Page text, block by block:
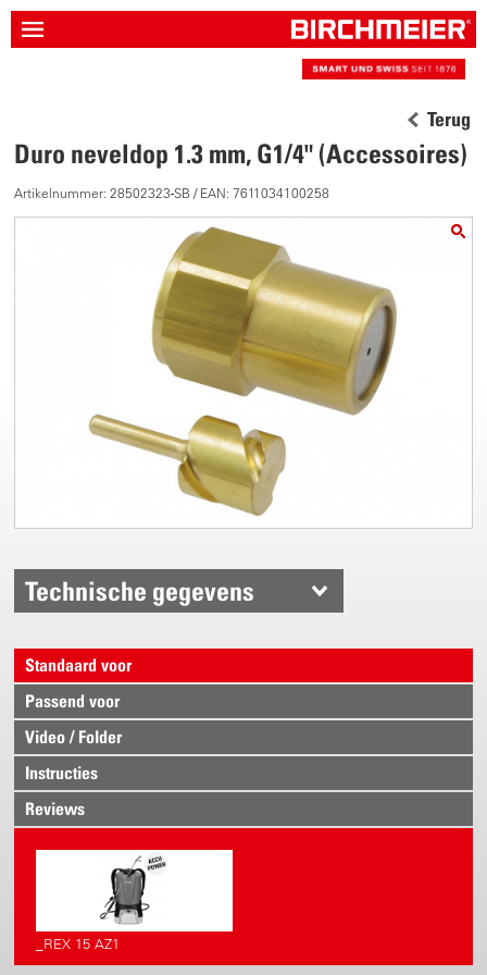
Terug
Duro neveldop 1.3 mm, G1/4" (Accessoires)
Artikelnummer: 28502323-SB / EAN: 7611034100258
Technische gegevens
Standaard voor
Passend voor
Video / Folder
Instructies
Reviews
_REX 15 AZ1